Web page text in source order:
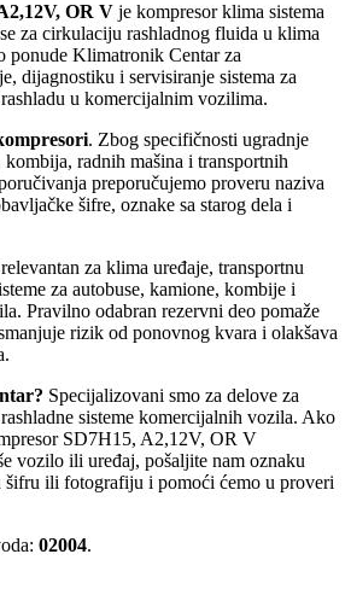
OR V je kompresor klima sistema
za cirkulaciju rashladnog fluida u klima
ponude Klimatronik Centar za
dijagnostiku i servisiranje sistema za
u komercijalnim vozilima.
. Zbog specifičnosti ugradnje
radnih mašina i transportnih
preporučujemo proveru naziva
šifre, oznake sa starog dela i
za klima uređaje, transportnu
za autobuse, kamione, kombije i
Pravilno odabran rezervni deo pomaže
rizik od ponovnog kvara i olakšava
Specijalizovani smo za delove za
sisteme komercijalnih vozila. Ako
SD7H15, A2,12V, OR V
vozilo ili uređaj, pošaljite nam oznaku
ili fotografiju i pomoći ćemo u proveri
02004.